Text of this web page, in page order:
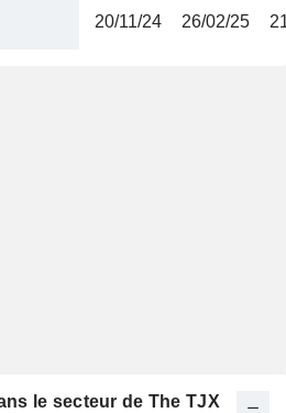
20/11/24 26/02/25
le secteur de The TJX